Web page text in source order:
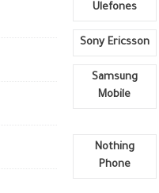
Ulefones
Sony Ericsson
Samsung
Mobile
Nothing
Phone